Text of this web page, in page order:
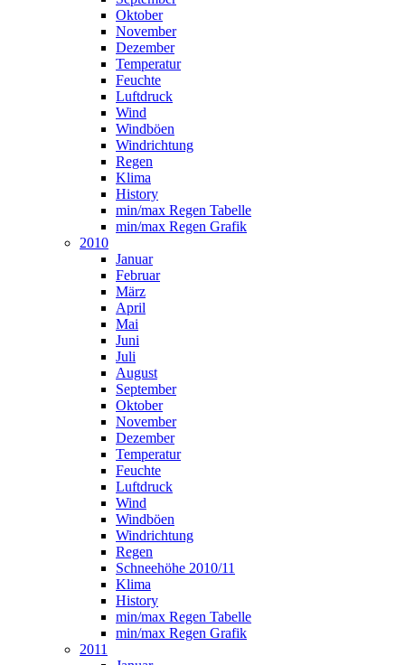
Oktober
November
Dezember
Temperatur
Feuchte
Luftdruck
Wind
Windböen
Windrichtung
Regen
Klima
History
min/max Regen Tabelle
min/max Regen Grafik
2010
Januar
Februar
März
April
Mai
Juni
Juli
August
September
Oktober
November
Dezember
Temperatur
Feuchte
Luftdruck
Wind
Windböen
Windrichtung
Regen
Schneehöhe 2010/11
Klima
History
min/max Regen Tabelle
min/max Regen Grafik
2011